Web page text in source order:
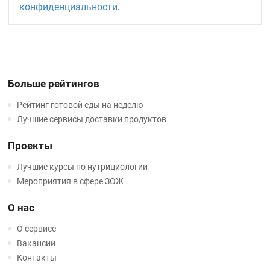
конфиденциальности.
Больше рейтингов
Рейтинг готовой еды на неделю
Лучшие сервисы доставки продуктов
Проекты
Лучшие курсы по нутрициологии
Мероприятия в сфере ЗОЖ
О нас
О сервисе
Вакансии
Контакты